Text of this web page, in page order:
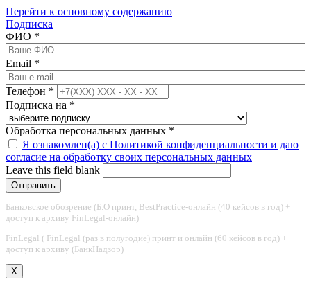
Перейти к основному содержанию
Подписка
ФИО *
Email *
Телефон *
Подписка на *
Обработка персональных данных *
Я ознакомлен(а) с Политикой конфиденциальности и даю
согласие на обработку своих персональных данных
Leave this field blank
Банковское обозрение (Б.О принт, BestPractice-онлайн (40 кейсов в год) +
доступ к архиву FinLegal-онлайн)
FinLegal ( FinLegal (раз в полугодие) принт и онлайн (60 кейсов в год) +
доступ к архиву (БанкНадзор)
X